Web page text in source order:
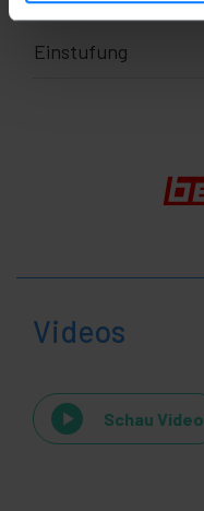
Einstufung
Videos
Schau Video